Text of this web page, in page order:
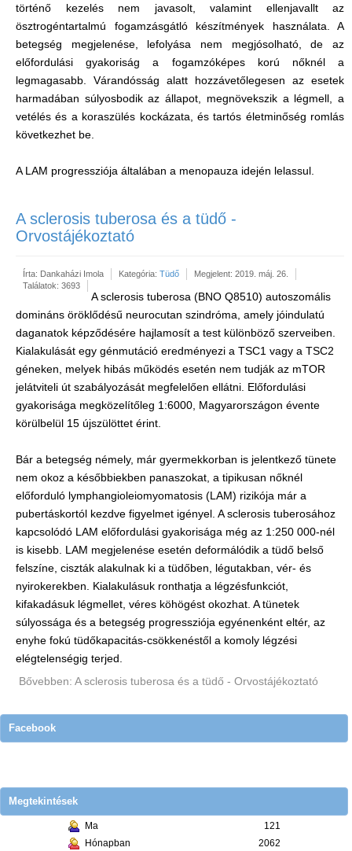
történő kezelés nem javasolt, valamint ellenjavallt az
ösztrogéntartalmú fogamzásgátló készítmények használata. A
betegség megjelenése, lefolyása nem megjósolható, de az
előfordulási gyakoriság a fogamzóképes korú nőknél a
legmagasabb. Várandósság alatt hozzávetőlegesen az esetek
harmadában súlyosbodik az állapot, megnövekszik a légmell, a
vetélés és a koraszülés kockázata, és tartós életminőség romlás
következhet be.
A LAM progressziója általában a menopauza idején lelassul.
A sclerosis tuberosa és a tüdő -
Orvostájékoztató
Írta: Dankaházi Imola Kategória: Tüdő
Megjelent: 2019. máj. 26.
Találatok: 3693
A sclerosis tuberosa (BNO Q8510) autoszomális
domináns öröklődésű neurocutan szindróma, amely jóindulatú
daganatok képződésére hajlamosít a test különböző szerveiben.
Kialakulását egy génmutáció eredményezi a TSC1 vagy a TSC2
géneken, melyek hibás működés esetén nem tudják az mTOR
jelátviteli út szabályozását megfelelően ellátni. Előfordulási
gyakorisága megközelítőleg 1:6000, Magyarországon évente
körülbelül 15 újszülöttet érint.
Bár a betegség némely, már gyermekkorban is jelentkező tünete
nem okoz a későbbiekben panaszokat, a tipikusan nőknél
előforduló lymphangioleiomyomatosis (LAM) rizikója már a
pubertáskortól kezdve figyelmet igényel. A sclerosis tuberosához
kapcsolódó LAM előfordulási gyakorisága még az 1:250 000-nél
is kisebb. LAM megjelenése esetén deformálódik a tüdő belső
felszíne, ciszták alakulnak ki a tüdőben, légutakban, vér- és
nyirokerekben. Kialakulásuk ronthatja a légzésfunkciót,
kifakadásuk légmellet, véres köhögést okozhat. A tünetek
súlyossága és a betegség progressziója egyénenként eltér, az
enyhe fokú tüdőkapacitás-csökkenéstől a komoly légzési
elégtelenségig terjed.
Bővebben: A sclerosis tuberosa és a tüdő - Orvostájékoztató
Facebook
Megtekintések
Ma
121
Hónapban
2062